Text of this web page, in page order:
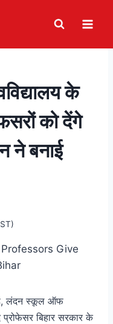
के
को देंगे
ने बनाई
लंदन स्कूल ऑफ
प्रोफेसर बिहार सरकार के